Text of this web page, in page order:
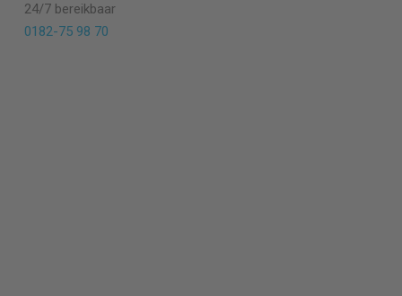
24/7 bereikbaar
0182-75 98 70